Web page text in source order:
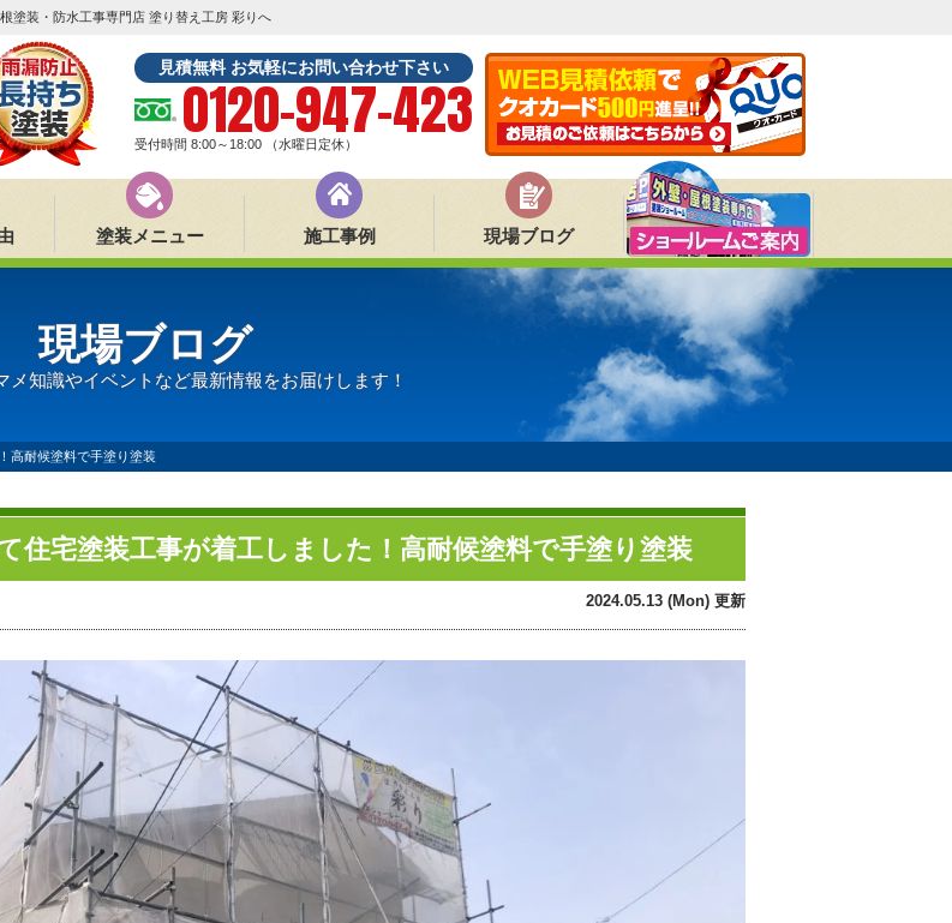
塗装・防水工事専門店 塗り替え工房 彩りへ
見積無料 お気軽にお問い合わせ下さい
0120-947-423
受付時間 8:00～18:00 （水曜日定休）
塗装メニュー 施工事例 現場ブログ
現場ブログ
メ知識やイベントなど最新情報をお届けします！
高耐候塗料で手塗り塗装
住宅塗装工事が着工しました！高耐候塗料で手塗り塗装
2024.05.13 (Mon) 更新